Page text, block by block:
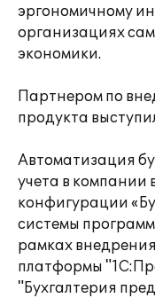
эргономичному
организациях
экономики.
Партнером по
продукта
Автоматизация
учета в компании
конфигурации
системы
рамках
платформы
"Бухгалтерия